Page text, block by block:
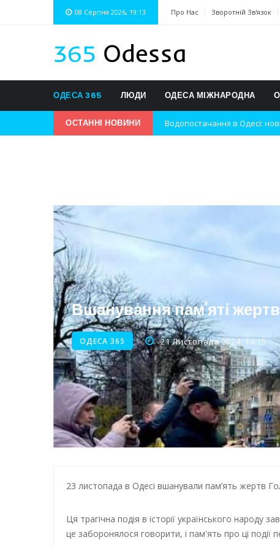
08 Серпня 2026, 19:13 Про Нас Зворотній Зв'язок
ОДЕСА 365 ЛЮДИ ОДЕСА МІЖНАРОДНА
ОСТАННІ НОВИНИ
Водопостачання в Одесі:
Нічна атака на Одесу:
Інтеграція ветеранів в
Нічна атака на Одесу:
Енергетична підтримка для
Вшанування пам'яті
ОДЕСА 365 21 Листопада 2024, 14:15
23 листопада в Одесі вшанували пам’ять жертв
Ця трагічна подія в історії українського
це заборонялося говорити, і пам'ять про ці події